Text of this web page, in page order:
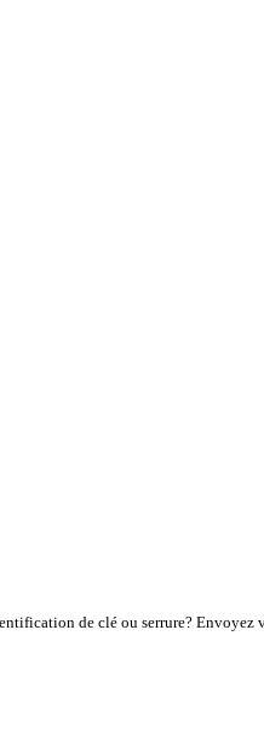
de clé ou serrure? Envoyez